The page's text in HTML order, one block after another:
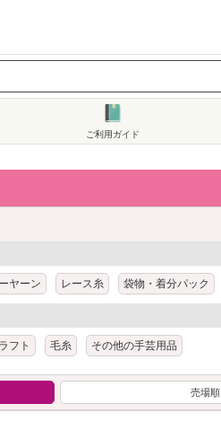
ご利用ガイド
ヤーン レース糸 袋物・着分パック
フト 毛糸 その他の手芸用品
売場順